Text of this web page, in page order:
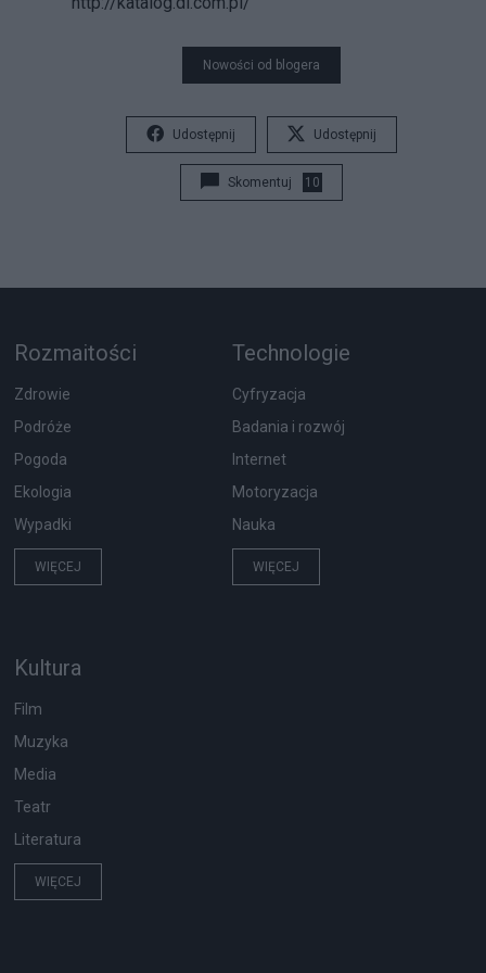
Nowości od blogera
Udostępnij Udostępnij
Skomentuj 10
Rozmaitości
Zdrowie
Podróże
Pogoda
Ekologia
Wypadki
WIĘCEJ
Technologie
Cyfryzacja
Badania i rozwój
Internet
Motoryzacja
Nauka
WIĘCEJ
Kultura
Film
Muzyka
Media
Teatr
Literatura
WIĘCEJ